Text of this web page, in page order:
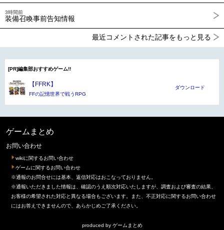
3時間前
装備召喚事前告知情報
最近コメントされた記事をもっと見る
[PR]編集部おすすめゲーム!!
【FFRK】
FFの記憶世界で戦うRPG
ダウンロード
ゲームまとめ
お問い合わせ
wikiに関するお問い合わせ
ゲームに関するお問い合わせ
※通報のお問合せには基本、返信対応はおこなっておりません。
※通報いただきました情報は、確認のうえ順次対応いたしますが、調査および審査の結果、
お客様の希望された対応と異なる場合もございます。また、不正対応に関するお問い合わせ
にはお答えできませんので、あらかじめご了承ください。
produced by ゲームまとめ